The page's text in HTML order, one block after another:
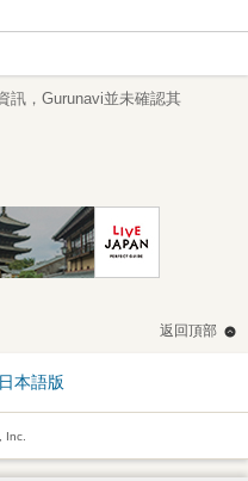
訊，Gurunavi並未確認其
返回頂部
本語版
Inc.